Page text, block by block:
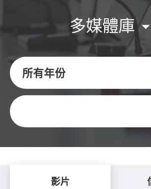
多媒體庫
所有年份
關鍵字
影片